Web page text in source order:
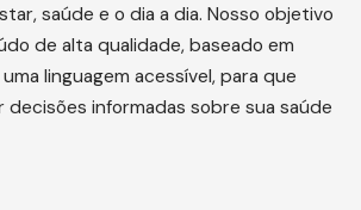
saúde e o dia a dia. Nosso objetivo
de alta qualidade, baseado em
linguagem acessível, para que
decisões informadas sobre sua saúde